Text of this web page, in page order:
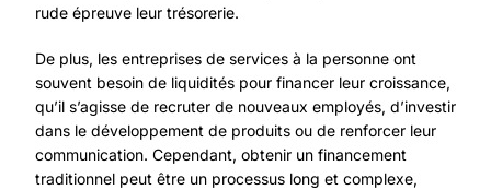
rude épreuve leur trésorerie.
De plus, les entreprises de services à la personne ont
souvent besoin de liquidités pour financer leur croissance,
qu’il s’agisse de recruter de nouveaux employés, d’investir
dans le développement de produits ou de renforcer leur
communication. Cependant, obtenir un financement
traditionnel peut être un processus long et complexe,